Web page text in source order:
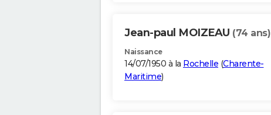
Jean-paul MOIZEAU (74 ans)
Naissance
14/07/1950 à la Rochelle (Charente-
Maritime)